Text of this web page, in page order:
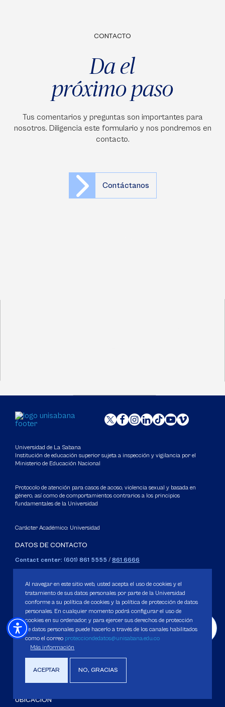
CONTACTO
Da el
próximo paso
Tus comentarios y preguntas son importantes para
nosotros. Diligencia este formulario y nos pondremos en
contacto.
Contáctanos
Universidad de La Sabana
Institución de educación superior sujeta a inspección y vigilancia por el
Ministerio de Educación Nacional
Protocolo de atención para casos de acoso, violencia sexual y basada en
género, así como de comportamientos contrarios a los principios
fundamentales de la Universidad
Carácter Académico: Universidad
DATOS DE CONTACTO
Contact center: (601) 861 5555 / 861 6666
Apartado: 53753, Bogotá.
WhatsApp: +57 3205164838
Correo electrónico para inquietudes generales y servicios de la
Universidad
servicious@unisabana.edu.co
Contacto únicamente para notificaciones legales.
No se responderán otros temas que no sean de tipo legal.
notificacioneslegales@unisabana.edu.co
UBICACIÓN
Al navegar en este sitio web, usted acepta el uso de cookies y el
tratamiento de sus datos personales por parte de la Universidad
conforme a su política de cookies y la política de protección de datos
personales. En cualquier momento podrá configurar el uso de
cookies en su ordenador, y para ejercer sus derechos de protección
de datos personales puede hacerlo a través de los canales habilitados
como el correo protecciondedatos@unisabana.edu.co
Más información
ACEPTAR NO, GRACIAS